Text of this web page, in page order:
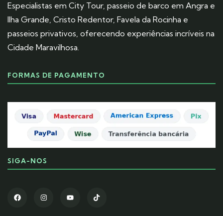
Especialistas em City Tour, passeio de barco em Angra e
Ilha Grande, Cristo Redentor, Favela da Rocinha e
passeios privativos, oferecendo experiências incríveis na
Cidade Maravilhosa.
FORMAS DE PAGAMENTO
SIGA-NOS